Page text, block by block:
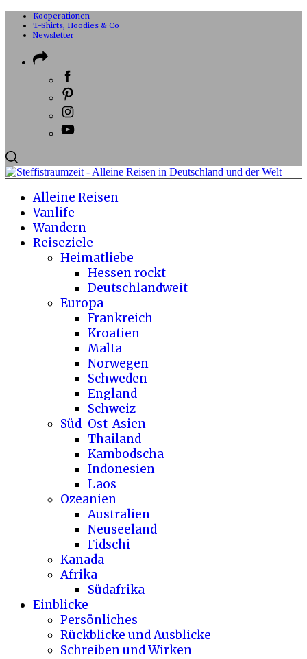
Kooperationen
T-Shirts, Hoodies & Co
Newsletter
Alleine Reisen
Vanlife
Wandern
Reiseziele
Heimatliebe
Hessen rockt
Deutschlandweit
Europa
Frankreich
Kroatien
Malta
Norwegen
Schweden
England
Schweiz
Süd-Ost-Asien
Thailand
Kambodscha
Indonesien
Laos
Ozeanien
Australien
Neuseeland
Fidschi
Kanada
Afrika
Südafrika
Einblicke
Persönliches
Rückblicke und Ausblicke
Schreiben und Wirken